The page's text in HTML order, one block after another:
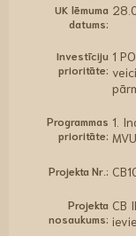
UK lēmuma
datums:
Investīciju
prioritāte:
1
Programmas
prioritāte:
1.
Projekta Nr.:
Projekta
nosaukums:
CB